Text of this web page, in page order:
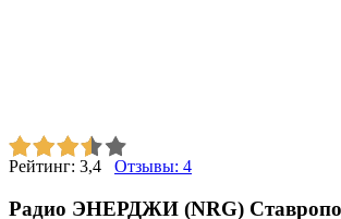
Рейтинг: 3,4 Отзывы: 4
Радио ЭНЕРДЖИ (NRG)